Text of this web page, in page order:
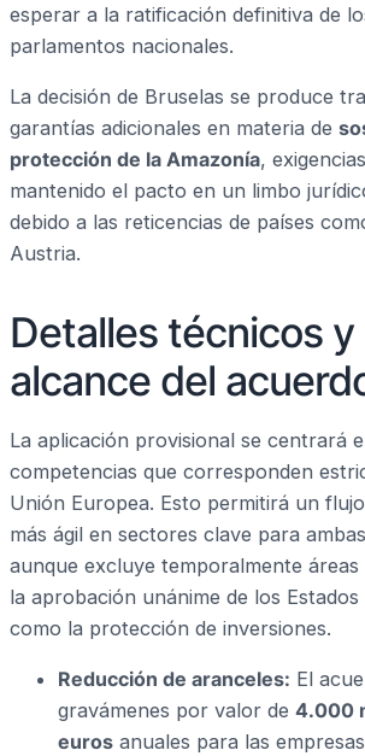
esperar a la ratificación definitiva de
parlamentos nacionales.
La decisión de Bruselas se produce
garantías adicionales en materia de
protección de la Amazonía,
mantenido el pacto en un limbo
debido a las reticencias de países
Austria.
Detalles técnicos y
alcance del
La aplicación provisional se centrará
competencias que corresponden
Unión Europea. Esto permitirá un
más ágil en sectores clave para
aunque excluye temporalmente áreas
la aprobación unánime de los Estados
como la protección de inversiones.
Reducción de aranceles: El
gravámenes por valor de 4.000
euros anuales para las